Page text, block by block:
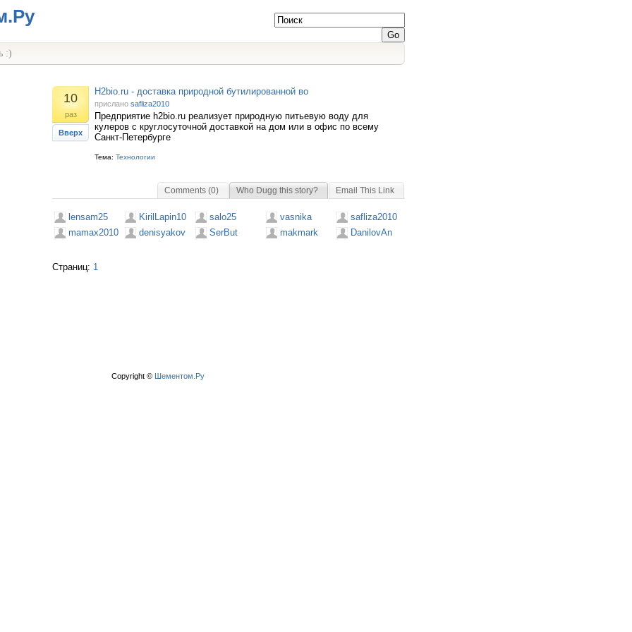
:)
10
раз
Вверх
H2bio.ru - доставка природной бутилированной во
прислано safliza2010
Предприятие h2bio.ru реализует природную питьевую воду для
кулеров с круглосуточной доставкой на дом или в офис по всему
Санкт-Петербурге
Тема: Технологии
Comments (0) Who Dugg this story? Email This Link
lensam25 KirilLapin10 salo25 vasnika
safliza2010
mamax2010
denisyakov SerBut makmark DanilovAn
Страниц: 1
Copyright © Шементом.Ру